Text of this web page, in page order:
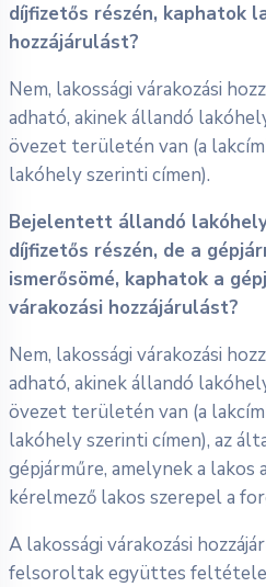
díjfizetős részén, kaphatok
hozzájárulást?
Nem, lakossági várakozási
adható, akinek állandó
övezet területén van (a
lakóhely szerinti címen).
Bejelentett állandó
díjfizetős részén, de a
ismerősömé, kaphatok a
várakozási hozzájárulást?
Nem, lakossági várakozási
adható, akinek állandó
övezet területén van (a
lakóhely szerinti címen), az
gépjárműre, amelynek a lakos
kérelmező lakos szerepel a
A lakossági várakozási
felsoroltak együttes feltétele